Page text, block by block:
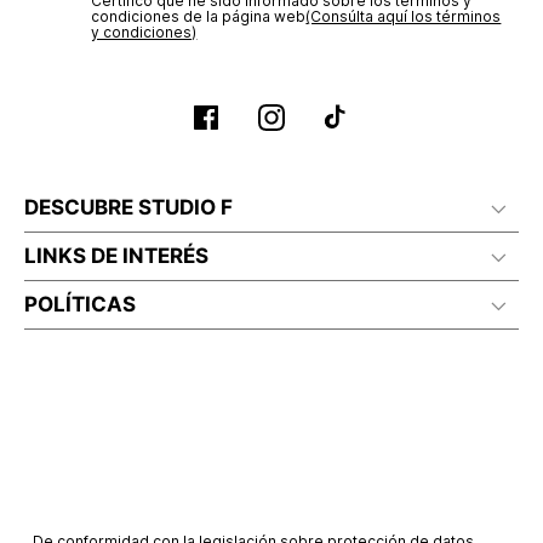
No planchar con vapor
condiciones de la página web‎(Consúlta aquí los términos
y condiciones)
DESCUBRE STUDIO F
LINKS DE INTERÉS
POLÍTICAS